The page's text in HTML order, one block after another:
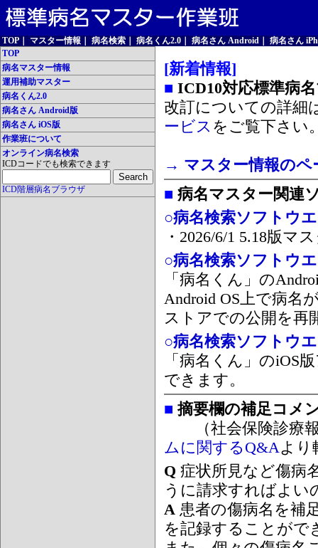
TOP マスター情報 病名検索 病名くん2.0 病名さん Android
病名さん
TOP
病名マスター情報
運用補助マスター
病名くん2.0
病名さん Android版
病名さん iOS版
作業班について
オンライン病名検索
ICDコードでも検索できます
ICD階層病名ブラウザ
[新着情報]
■ ICD10対応標準病
改訂についての詳細
ービス をご覧下さい
→ マスター情報のペ
■ 病名マスター関連
○病名検索ソフトウ
・2026/6/1 5.18版マ
○病名検索ソフトウ
「病名くん」の
Android OS上で病名
ストアでの公開を再
○病名検索ソフトウ
「病名くん」のiOS
できます。
■ 摘要欄の補足コメ
（社会保険診療報
ムに関するQ&Aより
Q 症状所見など傷病
うに請求すればよい
A 患者の傷病名を補
を記録することがで